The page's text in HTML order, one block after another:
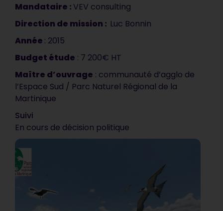
Mandataire : VEV consulting
Direction de mission : Luc Bonnin
Année : 2015
Budget étude : 7 200€ HT
Maître d’ouvrage : communauté d’agglo de
l’Espace Sud / Parc Naturel Régional de la
Martinique
Suivi
En cours de décision politique
Votre document est
synthétique, précis et
vendeur. C’est impeccable, ça
correspond tout à fait à ce que
nous attendions. C’est